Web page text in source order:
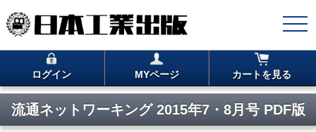
ログイン MYページ カートを見る
流通ネットワーキング 2015年7・8月号 PDF版